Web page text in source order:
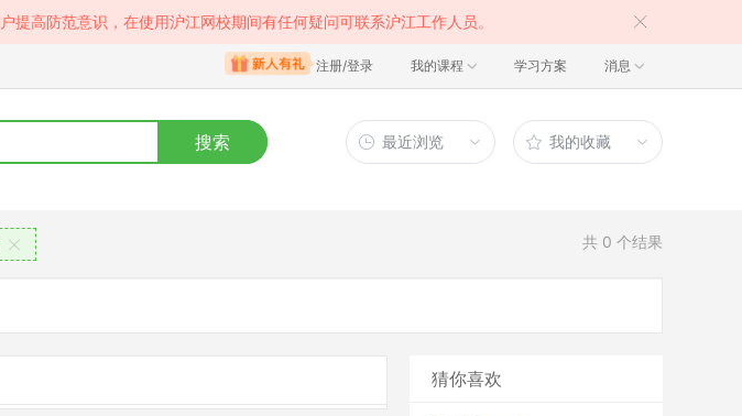
高防范意识，在使用沪江网校期间有任何疑问可联系沪江工作人员。
注册/登录 我的课程 学习方案 消息
搜索 最近浏览 我的收藏
共 0 个结果
猜你喜欢